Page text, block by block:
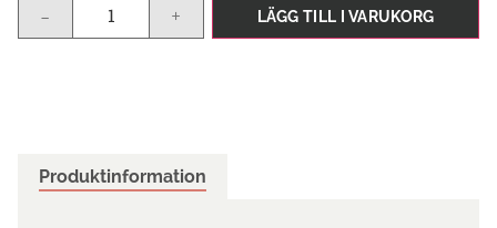
- + LÄGG TILL I VARUKORG
Produktinformation